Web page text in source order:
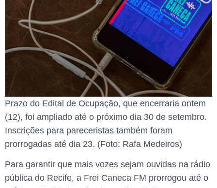
Prazo do Edital de Ocupação, que encerraria ontem
(12), foi ampliado até o próximo dia 30 de setembro.
Inscrições para pareceristas também foram
prorrogadas até dia 23. (Foto: Rafa Medeiros)
Para garantir que mais vozes sejam ouvidas na rádio
pública do Recife, a Frei Caneca FM prorrogou até o